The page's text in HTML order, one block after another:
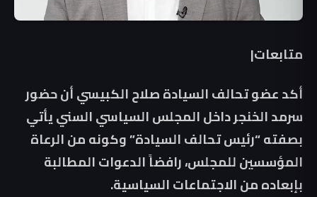
متابعات|
أكد عضو تحالف السيادة صلاح الكبيسي أن حضور
سرمد الخنجر داخل المجلس السياسي السني يأتي
بصفته “رئيس تحالف السيادة” وكونه من الرعاة
المؤسسين للمجلس، رافضاً الدعوات المطالبة
بإبعاده من الاجتماعات السياسية.